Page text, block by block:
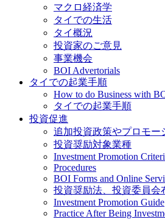
マクロ経済学
タイでの生活
タイ概況
投資家のご意見
事業機会
BOI Advertorials
タイでの起業手順
How to do Business with
タイでの起業手順
投資促進
追加投資政策やプロモー
投資奨励対象業種
Investment Promotion
Procedures
BOI Forms and Online
投資奨励法、投資委員会
Investment Promotion Guide
Practice After Being